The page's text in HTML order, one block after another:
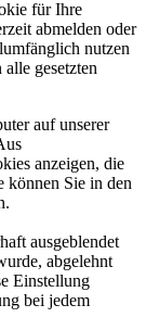
für Ihre
abmelden oder
nutzen
gesetzten
auf unserer
anzeigen, die
können Sie in den
ausgeblendet
abgelehnt
Einstellung
bei jedem